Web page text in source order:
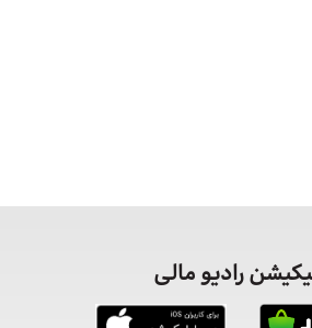
رادیو مالی